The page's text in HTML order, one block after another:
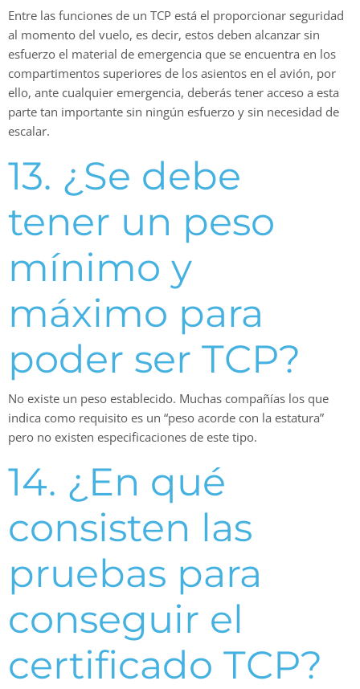
Entre las funciones de un TCP está el proporcionar seguridad
al momento del vuelo, es decir, estos deben alcanzar sin
esfuerzo el material de emergencia que se encuentra en los
compartimentos superiores de los asientos en el avión, por
ello, ante cualquier emergencia, deberás tener acceso a esta
parte tan importante sin ningún esfuerzo y sin necesidad de
escalar.
13. ¿Se debe
tener un peso
mínimo y
máximo para
poder ser TCP?
No existe un peso establecido. Muchas compañías los que
indica como requisito es un “peso acorde con la estatura”
pero no existen especificaciones de este tipo.
14. ¿En qué
consisten las
pruebas para
conseguir el
certificado TCP?